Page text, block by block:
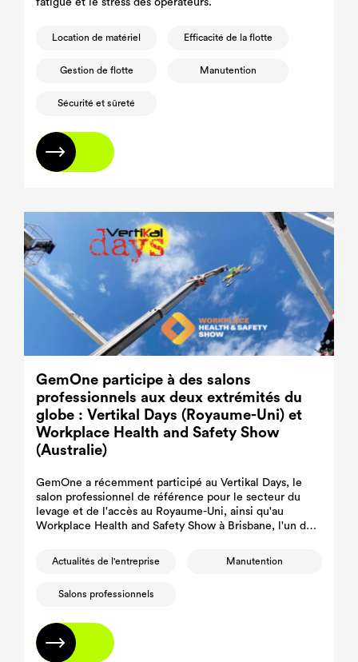
fatigue et le stress des opérateurs.
Location de matériel Efficacité de la flotte
Gestion de flotte Manutention
Sécurité et sûreté
En savoir plus
GemOne participe à des salons
professionnels aux deux extrémités du
globe : Vertikal Days (Royaume-Uni) et
Workplace Health and Safety Show
(Australie)
GemOne a récemment participé au Vertikal Days, le
salon professionnel de référence pour le secteur du
levage et de l'accès au Royaume-Uni, ainsi qu'au
Workplace Health and Safety Show à Brisbane, l'un des
Actualités de l'entreprise Manutention
Salons professionnels
En savoir plus